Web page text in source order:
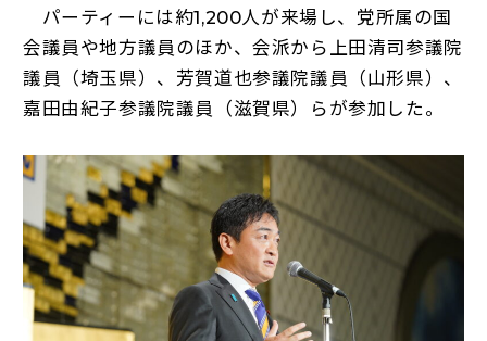
パーティーには約1,200人が来場し、党所属の国
会議員や地方議員のほか、会派から上田清司参議院
議員（埼玉県）、芳賀道也参議院議員（山形県）、
嘉田由紀子参議院議員（滋賀県）らが参加した。